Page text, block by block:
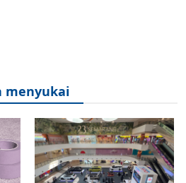
menyukai